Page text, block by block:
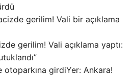
gerilim! Vali açıklama yaptı:
Yer: Ankara!